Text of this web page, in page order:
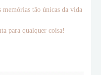
tão únicas da vida
para qualquer coisa!